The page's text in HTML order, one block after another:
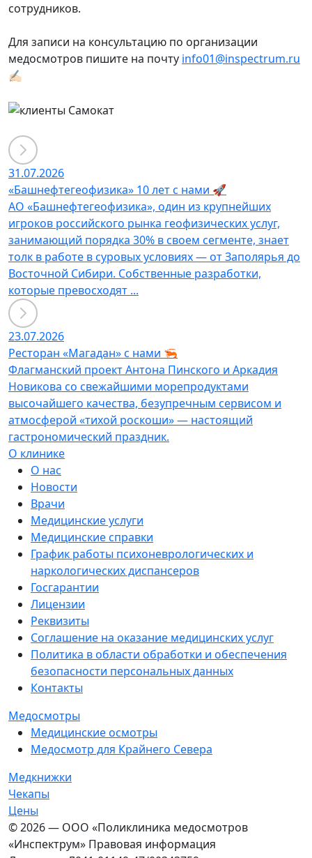
сотрудников.
Для записи на консультацию по организации
медосмотров пишите на почту info01@inspectrum.ru
✍🏻
31.07.2026
«Башнефтегеофизика» 10 лет с нами 🚀
АО «Башнефтегеофизика», один из крупнейших
игроков российского рынка геофизических услуг,
занимающий порядка 30% в своем сегменте, знает
толк в работе в суровых условиях — от Заполярья до
Восточной Сибири. Собственные разработки,
которые превосходят ...
23.07.2026
Ресторан «Магадан» с нами 🦐
Флагманский проект Антона Пинского и Аркадия
Новикова со свежайшими морепродуктами
высочайшего качества, безупречным сервисом и
атмосферой «тихой роскоши» — настоящий
гастрономический праздник.
О клинике
О нас
Новости
Врачи
Медицинские услуги
Медицинские справки
График работы психоневрологических и
наркологических диспансеров
Госгарантии
Лицензии
Реквизиты
Соглашение на оказание медицинских услуг
Политика в области обработки и обеспечения
безопасности персональных данных
Контакты
Медосмотры
Медицинские осмотры
Медосмотр для Крайнего Севера
Медкнижки
Чекапы
Цены
© 2026 — ООО «Поликлиника медосмотров
«Инспектрум» Правовая информация